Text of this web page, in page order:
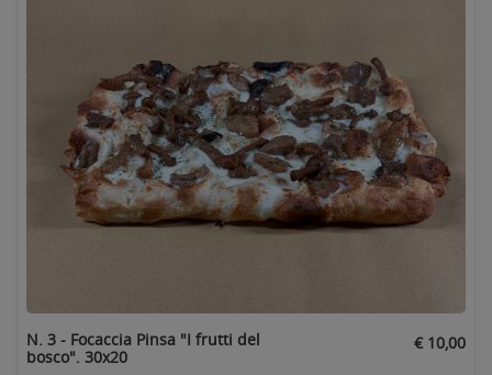
N. 3 - Focaccia Pinsa "I frutti del
bosco". 30x20
€ 10,00